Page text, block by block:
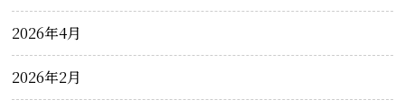
2026年4月
2026年2月